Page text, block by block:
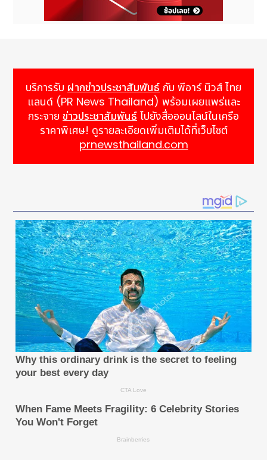
บริการรับ ฝากข่าวประชาสัมพันธ์ กับ พีอาร์ นิวส์ ไทย
แลนด์ (PR News Thailand) พร้อมเผยแพร่และ
กระจาย ข่าวประชาสัมพันธ์ ไปยังสื่อออนไลน์ในเครือ
ราคาพิเศษ! ดูรายละเอียดเพิ่มเติมได้ที่เว็บไซต์
prnewsthailand.com